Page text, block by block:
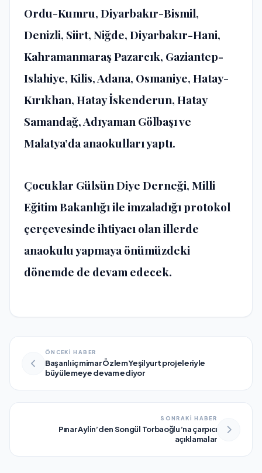
Ordu-Kumru, Diyarbakır-Bismil,
Denizli, Siirt, Niğde, Diyarbakır-Hani,
Kahramanmaraş Pazarcık, Gaziantep-
Islahiye, Kilis, Adana, Osmaniye, Hatay-
Kırıkhan, Hatay İskenderun, Hatay
Samandağ, Adıyaman Gölbaşı ve
Malatya’da anaokulları yaptı.
Çocuklar Gülsün Diye Derneği, Milli
Eğitim Bakanlığı ile imzaladığı protokol
çerçevesinde ihtiyacı olan illerde
anaokulu yapmaya önümüzdeki
dönemde de devam edecek.
ÖNCEKİ HABER
Başarılı iç mimar Özlem Yeşilyurt projeleriyle
büyülemeye devam ediyor
SONRAKİ HABER
Pınar Aylin’den Songül Torbaoğlu’na çarpıcı
açıklamalar